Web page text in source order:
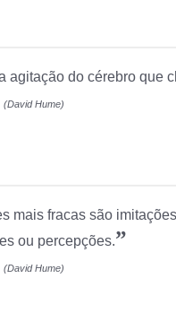
do cérebro que
(David Hume)
mais fracas são
ou percepções.”
(David Hume)